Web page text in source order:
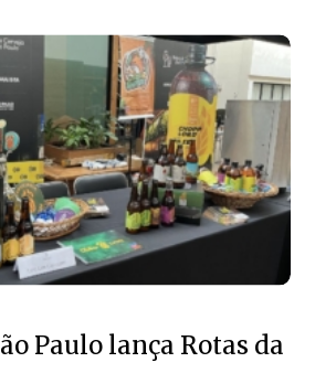
Paulo lança Rotas da